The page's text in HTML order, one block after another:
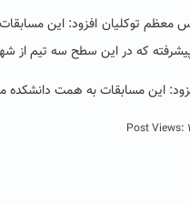
که در این سطح سه تیم از شهرهای گرگان و
این مسابقات به همت دانشکده
Post Views: